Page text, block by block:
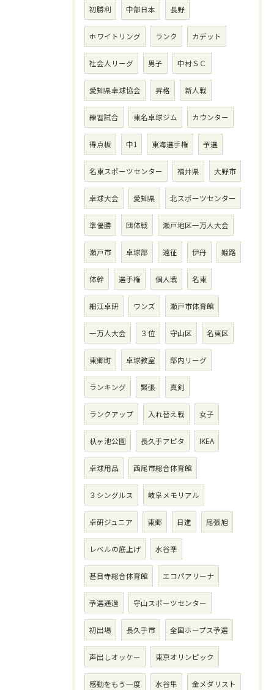
初勝利 中部日本 長野
ホワイトリング ランク カデット
社会人リーグ 男子 中村ＳＣ
愛知県卓球協会 昇格 新人戦
練習試合 東名卓球ジム カウンター
得点板 中1 東海選手権 予選
名東スポーツセンター 福井県 大野市
卓球大会 愛知県 北スポーツセンター
準優勝 団体戦 瀬戸地区一万人大会
瀬戸市 卓球部 遠征 伊丹 姫路
体幹 選手権 個人戦 名東
細江卓研 ワンズ 瀬戸市体育館
一万人大会 ３位 守山区 名東区
東郷町 卓球教室 部内リーグ
ランキング 緊張 真剣
ランクアップ 入れ替え戦 女子
杁ヶ池公園 長久手アピタ IKEA
卓球用品 西尾市総合体育館
３シングルス 岐阜メモリアル
卓研ジュニア 東郷 日進 尾張旭
レベルの底上げ 水谷準
甚目寺総合体育館 エコパアリーナ
予選通過 守山スポーツセンター
初出場 長久手市 全国ホープス予選
声出しオッケー 東京オリンピック
感動をもう一度 水谷隼 金メダリスト